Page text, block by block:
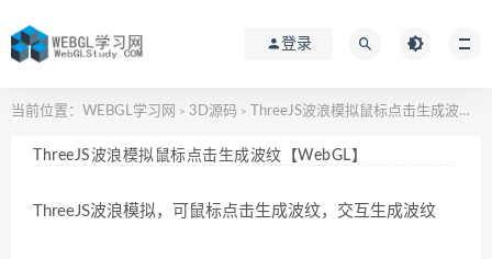
登录
当前位置： WEBGL学习网 > 3D源码 > ThreeJS波浪模拟鼠标点击生成波纹【WebGL】
ThreeJS波浪模拟鼠标点击生成波纹【WebGL】
ThreeJS波浪模拟，可鼠标点击生成波纹，交互生成波纹